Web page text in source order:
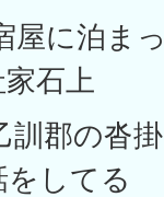
った
石上
掛、寺
してる